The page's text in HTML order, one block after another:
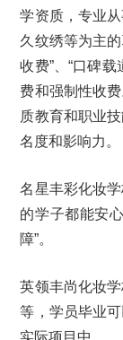
学资质，专业
久纹绣等为主
收费”、“口碑
费和强制性收
质教育和职业
名度和影响力。
名星丰彩化妆
的学子都能安
障”。
英领丰尚化妆
等，学员毕业